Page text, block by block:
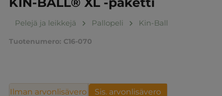
Pelejä ja leikkejä Pallopeli Kin-Ball
Tuotenumero: C16-070
Ilman arvonlisävero Sis. arvonlisävero